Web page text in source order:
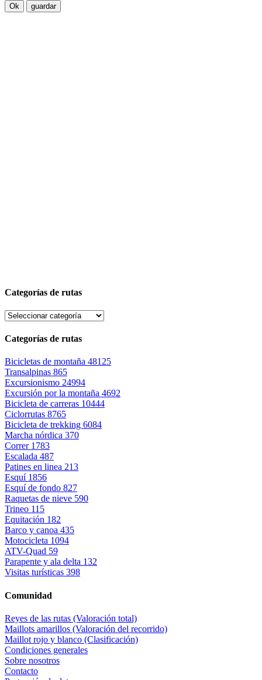
Ok guardar
Categorías de rutas
Categorías de rutas
Bicicletas de montaña 48125
Transalpinas 865
Excursionismo 24994
Excursión por la montaña 4692
Bicicleta de carreras 10444
Ciclorrutas 8765
Bicicleta de trekking 6084
Marcha nórdica 370
Correr 1783
Escalada 487
Patines en linea 213
Esquí 1856
Esquí de fondo 827
Raquetas de nieve 590
Trineo 115
Equitación 182
Barco y canoa 435
Motocicleta 1094
ATV-Quad 59
Parapente y ala delta 132
Visitas turísticas 398
Comunidad
Reyes de las rutas (Valoración total)
Maillots amarillos (Valoración del recorrido)
Maillot rojo y blanco (Clasificación)
Condiciones generales
Sobre nosotros
Contacto